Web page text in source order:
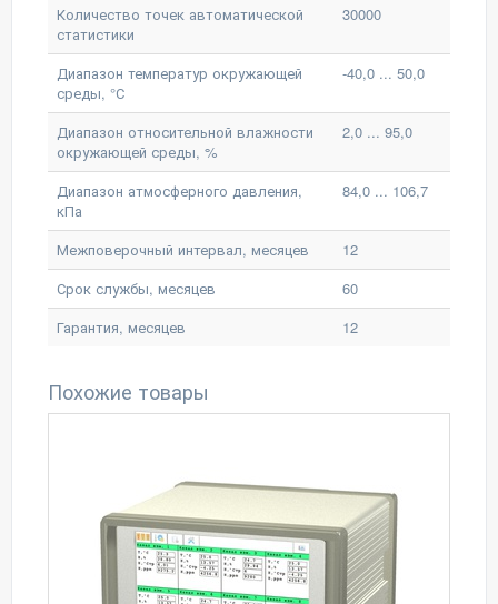
Количество точек автоматической
статистики
30000
Диапазон температур окружающей
среды, °С
-40,0 ... 50,0
Диапазон относительной влажности
окружающей среды, %
2,0 ... 95,0
Диапазон атмосферного давления,
кПа
84,0 ... 106,7
Межповерочный интервал, месяцев
12
Срок службы, месяцев
60
Гарантия, месяцев
12
Похожие товары